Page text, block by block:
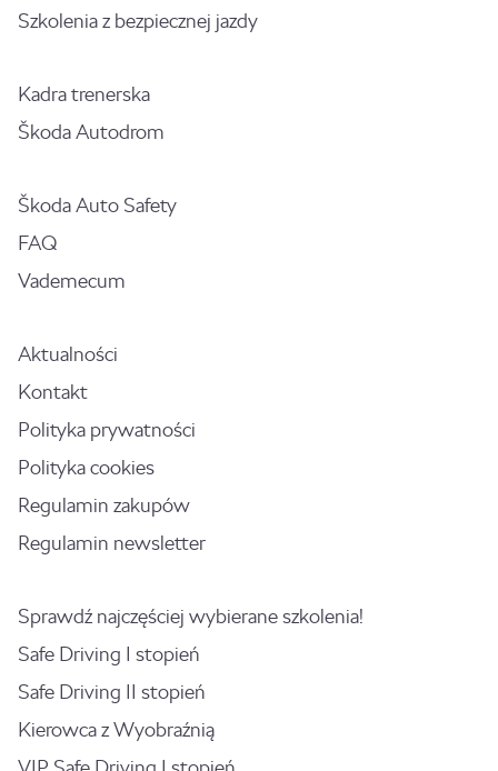
Szkolenia z bezpiecznej jazdy
Kadra trenerska
Škoda Autodrom
Škoda Auto Safety
FAQ
Vademecum
Aktualności
Kontakt
Polityka prywatności
Polityka cookies
Regulamin zakupów
Regulamin newsletter
Sprawdź najczęściej wybierane szkolenia!
Safe Driving I stopień
Safe Driving II stopień
Kierowca z Wyobraźnią